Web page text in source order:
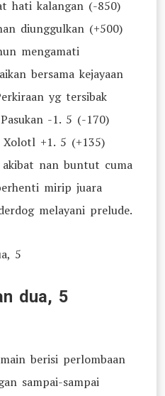
hati kalangan (-850)
diunggulkan (+500)
mengamati
bersama kejayaan
yg tersibak
-1. 5 (-170)
Xolotl +1. 5 (+135)
nan buntut cuma
mirip juara
melayani prelude.
5
dua, 5
berisi perlombaan
sampai-sampai